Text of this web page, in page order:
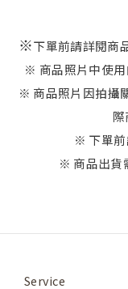
※下單前請詳閱商
※ 商品照片中使用
※ 商品照片因拍攝
※ 下單前
※ 商品出貨
Service